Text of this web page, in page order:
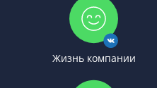
Жизнь компании